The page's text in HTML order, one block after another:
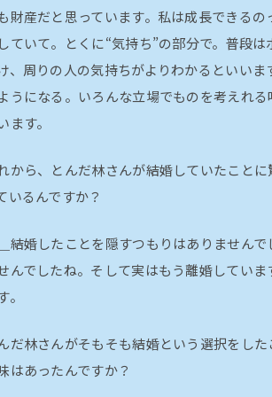
財産だと思っています。私は成長できる
ていて。とくに“気持ち”の部分で。普段
、周りの人の気持ちがよりわかるといい
うになる。いろんな立場でものを考えれ
ます。
から、とんだ林さんが結婚していたこと
いるんですか？
結婚したことを隠すつもりはありません
んでしたね。そして実はもう離婚してい
。
だ林さんがそもそも結婚という選択をし
はあったんですか？